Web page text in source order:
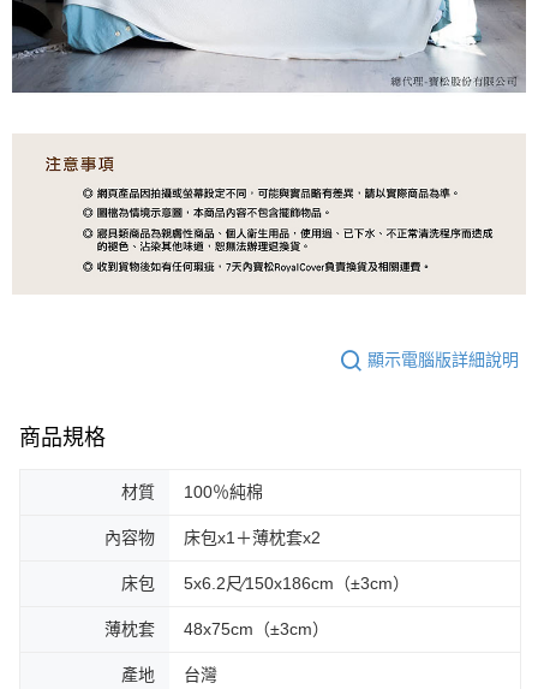
顯示電腦版詳細說明
商品規格
材質 100％純棉
內容物 床包x1＋薄枕套x2
床包 5x6.2尺∕150x186cm（±3cm）
薄枕套 48x75cm（±3cm）
產地 台灣